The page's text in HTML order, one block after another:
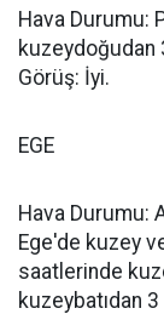
Hava Durumu:
kuzeydoğudan
Görüş: İyi.
EGE
Hava Durumu:
Ege'de kuzey
saatlerinde
kuzeybatıdan